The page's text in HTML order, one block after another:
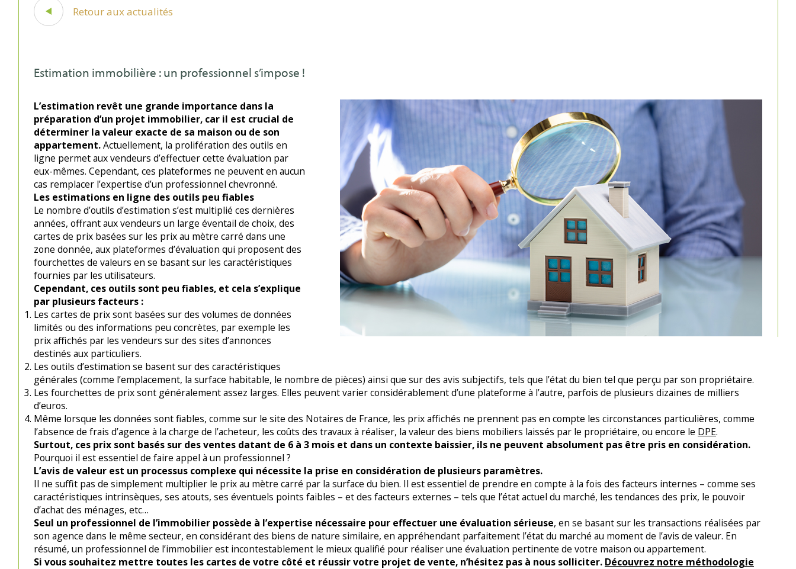
Retour aux actualités
Estimation immobilière : un professionnel s’impose !
L’estimation revêt une grande importance dans la
préparation d’un projet immobilier, car il est crucial de
déterminer la valeur exacte de sa maison ou de son
appartement.Actuellement, la prolifération des outils en
ligne permet aux vendeurs d’effectuer cette évaluation par
eux-mêmes. Cependant, ces plateformes ne peuvent en aucun
cas remplacer l’expertise d’un professionnel chevronné.
Les estimations en ligne des outils peu fiables
Le nombre d’outils d’estimation s’est multiplié ces dernières
années, offrant aux vendeurs un large éventail de choix, des
cartes de prix basées sur les prix au mètre carré dans une
zone donnée, aux plateformes d’évaluation qui proposent des
fourchettes de valeurs en se basant sur les caractéristiques
fournies par les utilisateurs.
Cependant, ces outils sont peu fiables, et cela s’explique
par plusieurs facteurs :
Les cartes de prix sont basées sur des volumes de données
limités ou des informations peu concrètes, par exemple les
prix affichés par les vendeurs sur des sites d’annonces
destinés aux particuliers.
Les outils d’estimation se basent sur des caractéristiques
générales (comme l’emplacement, la surface habitable, le nombre de pièces) ainsi que sur des avis subjectifs, tels que l’état du bien tel que perçu par son propriétaire.
Les fourchettes de prix sont généralement assez larges. Elles peuvent varier considérablement d’une plateforme à l’autre, parfois de plusieurs dizaines de milliers
d’euros.
Même lorsque les données sont fiables, comme sur le site des Notaires de France, les prix affichés ne prennent pas en compte les circonstances particulières, comme
l’absence de frais d’agence à la charge de l’acheteur, les coûts des travaux à réaliser, la valeur des biens mobiliers laissés par le propriétaire, ou encore le DPE.
Surtout, ces prix sont basés sur des ventes datant de 6 à 3 mois et dans un contexte baissier, ils ne peuvent absolument pas être pris en considération.
Pourquoi il est essentiel de faire appel à un professionnel ?
L’avis de valeur est un processus complexe qui nécessite la prise en considération de plusieurs paramètres.
Il ne suffit pas de simplement multiplier le prix au mètre carré par la surface du bien. Il est essentiel de prendre en compte à la fois des facteurs internes – comme ses
caractéristiques intrinsèques, ses atouts, ses éventuels points faibles – et des facteurs externes – tels que l’état actuel du marché, les tendances des prix, le pouvoir
d’achat des ménages, etc…
Seul un professionnel de l’immobilier possède à l’expertise nécessaire pour effectuer une évaluation sérieuse, en se basant sur les transactions réalisées par
son agence dans le même secteur, en considérant des biens de nature similaire, en appréhendant parfaitement l’état du marché au moment de l’avis de valeur. En
résumé, un professionnel de l’immobilier est incontestablement le mieux qualifié pour réaliser une évaluation pertinente de votre maison ou appartement.
Si vous souhaitez mettre toutes les cartes de votre côté et réussir votre projet de vente, n’hésitez pas à nous solliciter. Découvrez notre méthodologie